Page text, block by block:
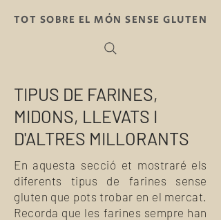
TOT SOBRE EL MÓN SENSE GLUTEN
TIPUS DE FARINES,
MIDONS, LLEVATS I
D'ALTRES MILLORANTS
En aquesta secció et mostraré els
diferents tipus de farines sense
gluten que pots trobar en el mercat.
Recorda que les farines sempre han